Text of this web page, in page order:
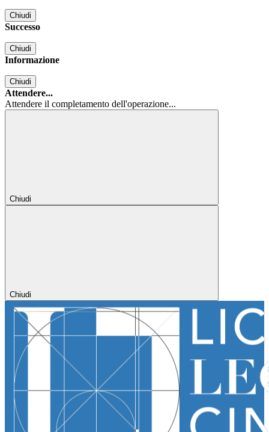
Chiudi
Successo
Chiudi
Informazione
Chiudi
Attendere...
Attendere il completamento dell'operazione...
Chiudi
Chiudi